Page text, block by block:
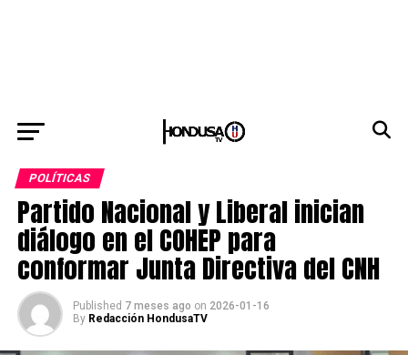
POLÍTICAS
Partido Nacional y Liberal inician
diálogo en el COHEP para
conformar Junta Directiva del CNH
Published 7 meses ago on 2026-01-16
By Redacción HondusaTV